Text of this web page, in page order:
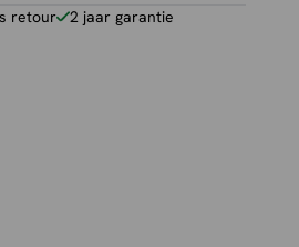
retour 2 jaar garantie